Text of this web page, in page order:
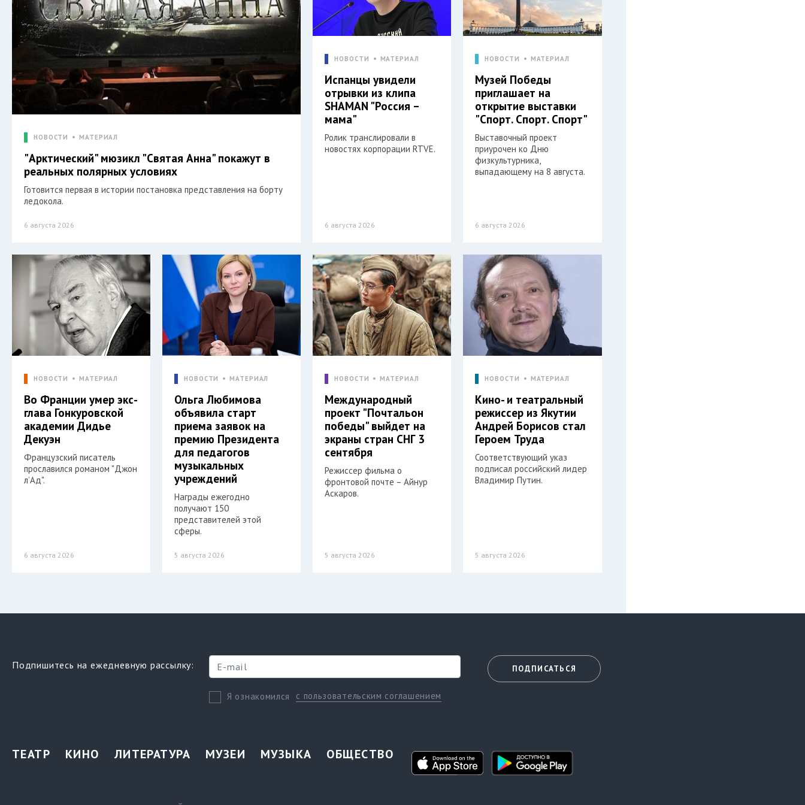
НОВОСТИ МАТЕРИАЛ
"Арктический" мюзикл "Святая Анна" покажут в
реальных полярных условиях
Готовится первая в истории постановка представления на борту
ледокола.
6 августа 2026
НОВОСТИ МАТЕРИАЛ
Испанцы увидели
отрывки из клипа
SHAMAN "Россия –
мама"
Ролик транслировали в
новостях корпорации RTVE.
6 августа 2026
НОВОСТИ МАТЕРИАЛ
Музей Победы
приглашает на
открытие выставки
"Спорт. Спорт. Спорт"
Выставочный проект
приурочен ко Дню
физкультурника,
выпадающему на 8 августа.
6 августа 2026
НОВОСТИ МАТЕРИАЛ
Во Франции умер экс-
глава Гонкуровской
академии Дидье
Декуэн
Французский писатель
прославился романом "Джон
л’Ад".
6 августа 2026
НОВОСТИ МАТЕРИАЛ
Ольга Любимова
объявила старт
приема заявок на
премию Президента
для педагогов
музыкальных
учреждений
Награды ежегодно
получают 150
представителей этой
сферы.
5 августа 2026
НОВОСТИ МАТЕРИАЛ
Международный
проект "Почтальон
победы" выйдет на
экраны стран СНГ 3
сентября
Режиссер фильма о
фронтовой почте – Айнур
Аскаров.
5 августа 2026
НОВОСТИ МАТЕРИАЛ
Кино- и театральный
режиссер из Якутии
Андрей Борисов стал
Героем Труда
Соответствующий указ
подписал российский лидер
Владимир Путин.
5 августа 2026
Подпишитесь на ежедневную рассылку:
Я ознакомился с пользовательским соглашением
ПОДПИСАТЬСЯ
ТЕАТР КИНО ЛИТЕРАТУРА МУЗЕИ МУЗЫКА ОБЩЕСТВО